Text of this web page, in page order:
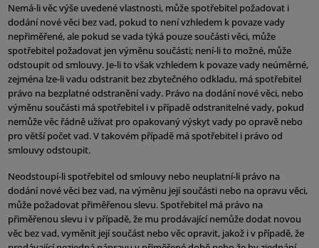
Nemá-li věc výše uvedené vlastnosti, může spotřebitel požadovat i
dodání nové věci bez vad, pokud to není vzhledem k povaze vady
nepřiměřené, ale pokud se vada týká pouze součásti věci, může
spotřebitel požadovat jen výměnu součásti; není-li to možné, může
odstoupit od smlouvy. Je-li to však vzhledem k povaze vady neúměrné,
zejména lze-li vadu odstranit bez zbytečného odkladu, má spotřebitel
právo na bezplatné odstranění vady. Právo na dodání nové věci, nebo
výměnu součásti má spotřebitel i v případě odstranitelné vady, pokud
nemůže věc řádně užívat pro opakovaný výskyt vady po opravě nebo
pro větší počet vad. V takovém případě má spotřebitel i právo od
smlouvy odstoupit.
Neodstoupí-li spotřebitel od smlouvy nebo neuplatní-li právo na
dodání nové věci bez vad, na výměnu její součásti nebo na opravu věci,
může požadovat přiměřenou slevu. Spotřebitel má právo na
přiměřenou slevu i v případě, že mu prodávající nemůže dodat novou
věc bez vad, vyměnit její součást nebo věc opravit, jakož i v případě, že